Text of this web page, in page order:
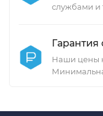
службами и
Наши цены